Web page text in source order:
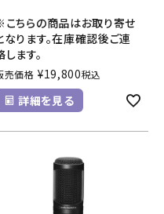
ちらの商品はお取り寄せ
なります。在庫確認後ご連
します。
売価格 ¥19,800税込
詳細を見る